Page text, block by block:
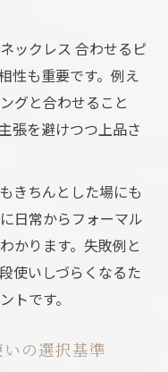
ックレス 合わせるピ
性も重要です。例え
グと合わせること
張を避けつつ上品さ
きちんとした場にも
日常からフォーマル
かります。失敗例と
使いしづらくなるた
トです。
の選択基準